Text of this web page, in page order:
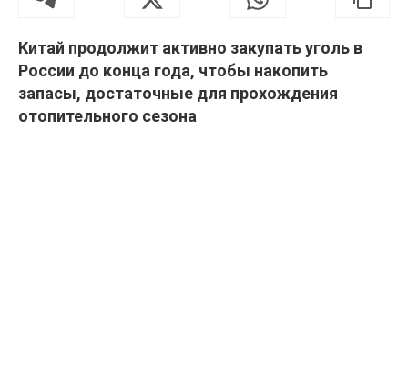
Китай продолжит активно закупать уголь в
России до конца года, чтобы накопить
запасы, достаточные для прохождения
отопительного сезона